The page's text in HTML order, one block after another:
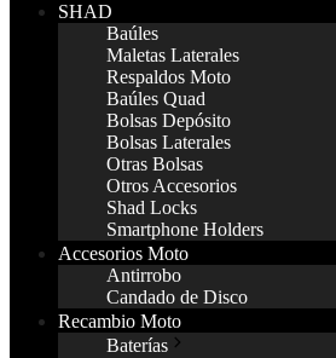
SHAD
Baúles
Maletas Laterales
Respaldos Moto
Baúles Quad
Bolsas Depósito
Bolsas Laterales
Otras Bolsas
Otros Accesorios
Shad Locks
Smartphone Holders
Accesorios Moto
Antirrobo
Candado de Disco
Recambio Moto
Baterías